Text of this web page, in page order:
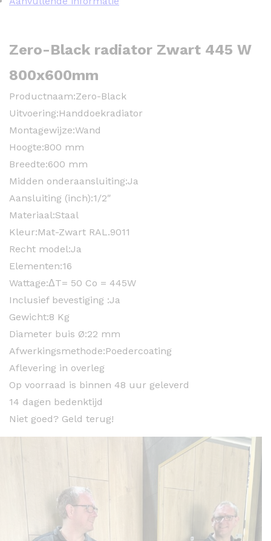
Zero-Black radiator Zwart 445 W
800x600mm
Productnaam:Zero-Black
Uitvoering:Handdoekradiator
Montagewijze:Wand
Hoogte:800 mm
Breedte:600 mm
Midden onderaansluiting:Ja
Aansluiting (inch):1/2″
Materiaal:Staal
Kleur:Mat-Zwart RAL.9011
Recht model:Ja
Elementen:16
Wattage:ΔT= 50 Co = 445W
Inclusief bevestiging :Ja
Gewicht:8 Kg
Diameter buis Ø:22 mm
Afwerkingsmethode:Poedercoating
Aflevering in overleg
Op voorraad is binnen 48 uur geleverd
14 dagen bedenktijd
Niet goed? Geld terug!